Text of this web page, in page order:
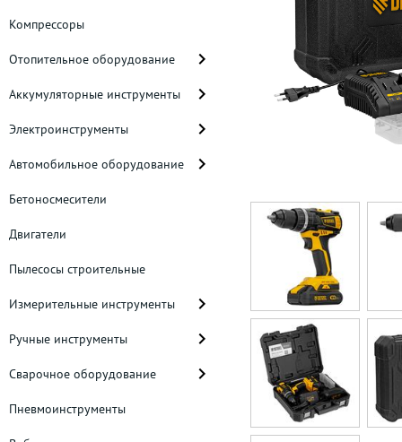
Компрессоры
Отопительное оборудование
Аккумуляторные инструменты
Электроинструменты
Автомобильное оборудование
Бетоносмесители
Двигатели
Пылесосы строительные
Измерительные инструменты
Ручные инструменты
Сварочное оборудование
Пневмоинструменты